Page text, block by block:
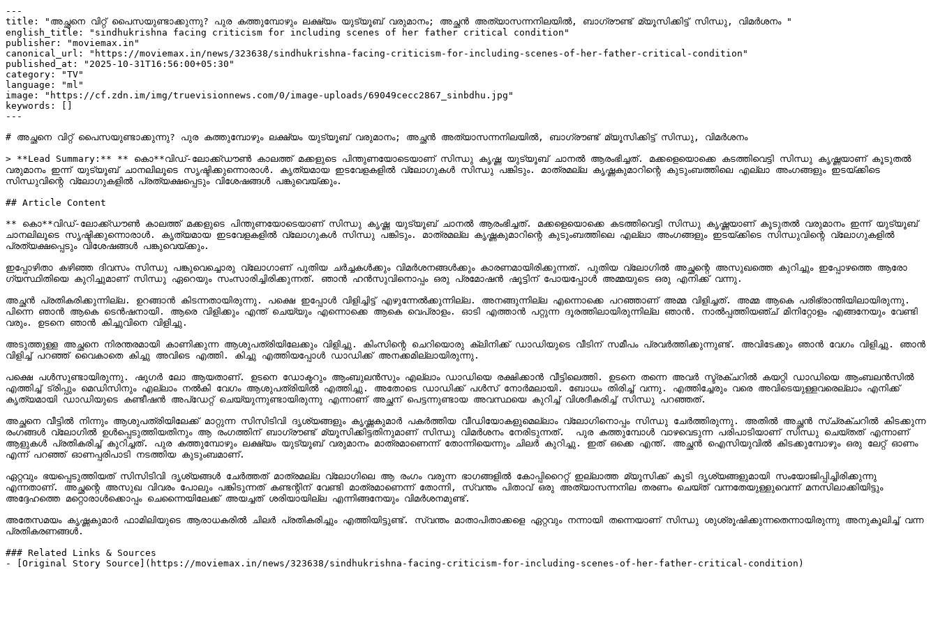
---
title: "അച്ഛനെ വിറ്റ് പൈസയുണ്ടാക്കുന്നു? പുര കത്തുമ്പോഴും ലക്ഷ്യം യുട്യൂബ് വരുമാനം; അച്ഛൻ അത്യാസന്നനിലയിൽ, ബാ​ഗ്രൗണ്ട് മ്യൂസിക്കിട്ട് സിന്ധു, വിമർശനം "
english_title: "sindhukrishna facing criticism for including scenes of her father critical condition"
publisher: "moviemax.in"
canonical_url: "https://moviemax.in/news/323638/sindhukrishna-facing-criticism-for-including-scenes-of-her-father-critical-condition"
published_at: "2025-10-31T16:56:00+05:30"
category: "TV"
language: "ml"
image: "https://cf.zdn.im/img/truevisionnews.com/0/image-uploads/69049cecc2867_sinbdhu.jpg"
keywords: []
---
# അച്ഛനെ വിറ്റ് പൈസയുണ്ടാക്കുന്നു? പുര കത്തുമ്പോഴും ലക്ഷ്യം യുട്യൂബ് വരുമാനം; അച്ഛൻ അത്യാസന്നനിലയിൽ, ബാ​ഗ്രൗണ്ട് മ്യൂസിക്കിട്ട് സിന്ധു, വിമർശനം
> **Lead Summary:** ** കൊ**വിഡ്-ലോക്ക്ഡൗൺ കാലത്ത് മക്കളുടെ പിന്തുണയോടെയാണ് സിന്ധു കൃഷ്ണ യുട്യൂബ് ചാനൽ ആരംഭിച്ചത്. മക്കളെയൊക്കെ കടത്തിവെട്ടി സിന്ധു കൃഷ്ണയാണ് കൂടുതൽ
വരുമാനം ഇന്ന് യുട്യൂബ് ചാനലിലൂടെ സൃഷ്ടിക്കുന്നൊരാൾ. കൃത്യമായ ഇടവേളകളിൽ വ്ലോ​ഗുകൾ സിന്ധു പങ്കിടും. മാത്രമല്ല കൃഷ്ണകുമാറിന്റെ കുടുംബത്തിലെ എല്ലാ അം​ഗങ്ങളും ഇടയ്ക്കിടെ
സിന്ധുവിന്റെ വ്ലോ​ഗുകളിൽ പ്രത്യക്ഷപ്പെടും വിശേഷങ്ങൾ പങ്കുവെയ്ക്കും.‍
## Article Content
** കൊ**വിഡ്-ലോക്ക്ഡൗൺ കാലത്ത് മക്കളുടെ പിന്തുണയോടെയാണ് സിന്ധു കൃഷ്ണ യുട്യൂബ് ചാനൽ ആരംഭിച്ചത്. മക്കളെയൊക്കെ കടത്തിവെട്ടി സിന്ധു കൃഷ്ണയാണ് കൂടുതൽ വരുമാനം ഇന്ന് യുട്യൂബ്
ചാനലിലൂടെ സൃഷ്ടിക്കുന്നൊരാൾ. കൃത്യമായ ഇടവേളകളിൽ വ്ലോ​ഗുകൾ സിന്ധു പങ്കിടും. മാത്രമല്ല കൃഷ്ണകുമാറിന്റെ കുടുംബത്തിലെ എല്ലാ അം​ഗങ്ങളും ഇടയ്ക്കിടെ സിന്ധുവിന്റെ വ്ലോ​ഗുകളിൽ
പ്രത്യക്ഷപ്പെടും വിശേഷങ്ങൾ പങ്കുവെയ്ക്കും.‍
ഇപ്പോഴിതാ കഴിഞ്ഞ ദിവസം സിന്ധു പങ്കുവെച്ചൊരു വ്ലോ​ഗാണ് പുതിയ ചർച്ചകൾക്കും വിമർശനങ്ങൾക്കും കാരണമായിരിക്കുന്നത്. പുതിയ വ്ലോ​ഗിൽ അച്ഛന്റെ അസുഖത്തെ കുറിച്ചും ഇപ്പോഴത്തെ ആരോ​
ഗ്യസ്ഥിതിയെ കുറിച്ചുമാണ് സിന്ധു ഏറെയും സംസാരിച്ചിരിക്കുന്നത്. ഞാൻ ഹൻസുവിനൊപ്പം ഒരു പ്രമോഷൻ ഷൂട്ടിന് പോയപ്പോൾ‌ അമ്മയുടെ ഒരു എനിക്ക് വന്നു.
അച്ഛൻ പ്രതികരിക്കുന്നില്ല. ഉറങ്ങാൻ കിടന്നതായിരുന്നു. പക്ഷെ ഇപ്പോൾ വിളിച്ചിട്ട് എഴുന്നേൽക്കുന്നില്ല. അനങ്ങുന്നില്ല എന്നൊക്കെ പറഞ്ഞാണ് അമ്മ വിളിച്ചത്. അമ്മ ആകെ പരിഭ്രാന്തിയിലായിരുന്നു.
പിന്നെ ഞാൻ ആകെ ടെൻഷനായി. ആരെ വിളിക്കും എന്ത് ചെയ്യും എന്നൊക്കെ ആകെ വെപ്രാളം. ഓടി എത്താൻ പറ്റുന്ന ​ദൂരത്തിലായിരുന്നില്ല ഞാൻ. നാൽപ്പത്തിയഞ്ച് മിനിറ്റോളം എങ്ങനേയും വേണ്ടി
വരും. ഉടനെ ഞാൻ കിച്ചുവിനെ വിളിച്ചു.
അടുത്തുള്ള അച്ഛനെ നിരന്തരമായി കാണിക്കുന്ന ആശുപത്രിയിലേക്കും വിളിച്ചു. കിംസിന്റെ ചെറിയൊരു ക്ലിനിക്ക് ഡാഡിയുടെ വീടിന് സമീപം പ്രവർത്തിക്കുന്നുണ്ട്. അവിടേക്കും ഞാൻ വേ​ഗം വിളിച്ചു. ഞാൻ
വിളിച്ച് പറഞ്ഞ് വൈകാതെ കിച്ചു അവിടെ എത്തി. കിച്ചു എത്തിയപ്പോൾ ഡാഡിക്ക് അനക്കമില്ലായിരുന്നു.
പക്ഷെ പൾസുണ്ടായിരുന്നു. ഷു​​ഗർ ലോ ആയതാണ്. ഉടനെ ഡോക്ടറും ആംബുലൻസും എല്ലാം ഡാഡിയെ രക്ഷിക്കാൻ വീട്ടിലെത്തി. ഉടനെ തന്നെ അവർ സ്ട്രക്ചറിൽ കയറ്റി ഡാഡിയെ ആംബലൻസിൽ
എത്തിച്ച് ട്രിപ്പും മെഡിസിനും എല്ലാം നൽകി വേ​ഗം ആശുപത്രിയിൽ എത്തിച്ചു. അതോടെ ഡാഡിക്ക് പൾസ് നോർമലായി. ബോധം തിരിച്ച് വന്നു. എത്തിച്ചേരും വരെ അവിടെയുള്ളവരെല്ലാം എനിക്ക്
കൃത്യമായി ഡാഡിയുടെ കണ്ടീഷൻ അപ്ഡേറ്റ് ചെയ്യുന്നുണ്ടായിരുന്നു എന്നാണ് അച്ഛന് പെട്ടന്നുണ്ടായ അവസ്ഥയെ കുറിച്ച് വിശദീകരിച്ച് സിന്ധു പറഞ്ഞത്.
അച്ഛനെ വീട്ടിൽ നിന്നും ആശുപത്രിയിലേക്ക് മാറ്റുന്ന സിസിടിവി ദൃശ്യങ്ങളും കൃഷ്ണകുമാർ പകർത്തിയ വീ‍ഡിയോകളുമെല്ലാം വ്ലോ​ഗിനൊപ്പം സിന്ധു ചേർത്തിരുന്നു. അതിൽ അച്ഛൻ സ്ച്രക്ചറിൽ കിടക്കുന്ന
രം​ഗങ്ങൾ വ്ലോ​ഗിൽ ഉൾപ്പെടുത്തിയതിനും ആ രം​ഗത്തിന് ബാ​ഗ്രൗണ്ട് മ്യൂസിക്കിട്ടതിനുമാണ് സിന്ധു വിമർശനം നേരിടുന്നത്.  പുര കത്തുമ്പോൾ വാഴവെടുന്ന പരിപാടിയാണ് സിന്ധു ചെയ്തത് എന്നാണ്
ആളുകൾ പ്രതികരിച്ച് കുറിച്ചത്. പുര കത്തുമ്പോഴും ലക്ഷ്യം യുട്യൂബ് വരുമാനം മാത്രമാണെന്ന് തോന്നിയെന്നും ചിലർ കുറിച്ചു. ഇത് ഒക്കെ എന്ത്. അച്ഛൻ ഐസിയുവിൽ കിടക്കുമ്പോഴും ഒരു ലേറ്റ് ഓണം
എന്ന് പറഞ്ഞ് ഓണപ്പരിപാടി നടത്തിയ കുടുംബമാണ്.
ഏറ്റവും ഭയപ്പെടുത്തിയത് സിസിടിവി ദൃശ്യങ്ങൾ ചേർത്തത് മാത്രമല്ല വ്ലോഗിലെ ആ രം​ഗം വരുന്ന ഭാ​ഗങ്ങളിൽ കോപ്പിറൈറ്റ് ഇല്ലാത്ത മ്യൂസിക്ക് കൂടി ദൃശ്യങ്ങളുമായി സംയോജിപ്പിച്ചിരിക്കുന്നു
എന്നതാണ്. അച്ഛന്റെ അസുഖ വിവരം പോലും പങ്കിടുന്നത് കണ്ടന്റിന് വേണ്ടി മാത്രമാണെന്ന് തോന്നി, സ്വന്തം പിതാവ് ഒരു അത്യാസന്നനില തരണം ചെയ്ത് വന്നതേയുള്ളുവെന്ന് മനസിലാക്കിയിട്ടും
അദ്ദേഹത്തെ മറ്റൊരാൾക്കൊപ്പം ചെന്നൈയിലേക്ക് അയച്ചത് ശരിയായില്ല എന്നിങ്ങനേയും വിമ​​ർശനമുണ്ട്.
അതേസമയം കൃഷ്ണകുമാർ ഫാമിലിയുടെ ആരാധകരിൽ ചിലർ പ്രതികരിച്ചും എത്തിയിട്ടുണ്ട്. സ്വന്തം മാതാപിതാക്കളെ ഏറ്റവും നന്നായി തന്നെയാണ് സിന്ധു ശുശ്രൂഷിക്കുന്നതെന്നായിരുന്നു അനുകൂലിച്ച് വന്ന
പ്രതികരണങ്ങൾ.
### Related Links & Sources
- [Original Story Source](https://moviemax.in/news/323638/sindhukrishna-facing-criticism-for-including-scenes-of-her-father-critical-condition)